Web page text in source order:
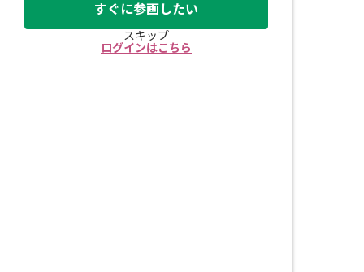
すぐに参画したい
スキップ
ログインはこちら